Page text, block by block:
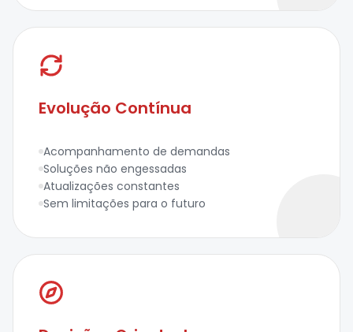
Evolução Contínua
Acompanhamento de demandas
Soluções não engessadas
Atualizações constantes
Sem limitações para o futuro